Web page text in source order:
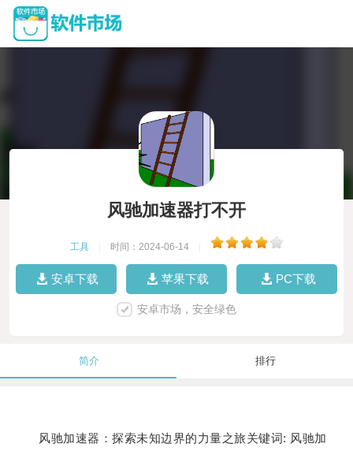
风驰加速器打不开
工具 时间：2024-06-14
安卓下载 苹果下载 PC下载
安卓市场，安全绿色
简介 排行
风驰加速器：探索未知边界的力量之旅关键词: 风驰加